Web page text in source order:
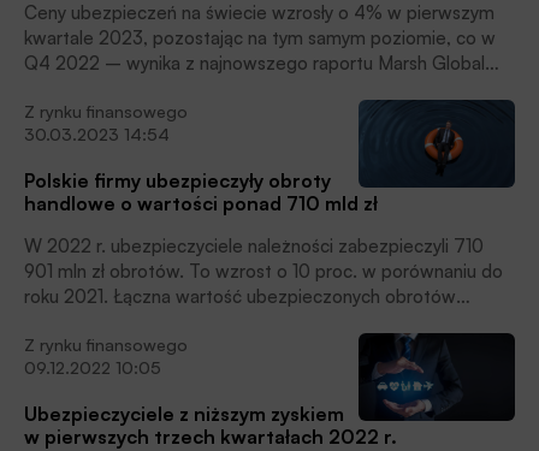
Ceny ubezpieczeń na świecie wzrosły o 4% w pierwszym
kwartale 2023, pozostając na tym samym poziomie, co w
Q4 2022 – wynika z najnowszego raportu Marsh Global
którym odnotowano wzrost stawek.
Z rynku finansowego
30.03.2023 14:54
Polskie firmy ubezpieczyły obroty
handlowe o wartości ponad 710 mld zł
W 2022 r. ubezpieczyciele należności zabezpieczyli 710
901 mln zł obrotów. To wzrost o 10 proc. w porównaniu do
roku 2021. Łączna wartość ubezpieczonych obrotów
ubezpieczyciele należności wypłacili odszkodowania o
łącznej wartości 219,6 mln zł, czyli o 49 proc. więcej w
porównaniu do 2021 roku, poinformowała Polska Izba
Ubezpieczeń.
Z rynku finansowego
09.12.2022 10:05
Ubezpieczyciele z niższym zyskiem
w pierwszych trzech kwartałach 2022 r.